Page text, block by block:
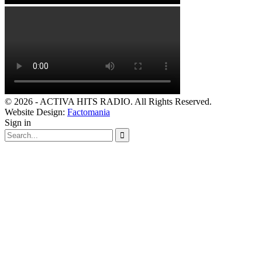
© 2026 - ACTIVA HITS RADIO. All Rights Reserved.
Website Design: Factomania
Sign in